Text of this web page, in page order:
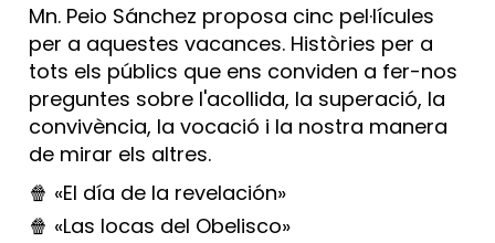
Mn. Peio Sánchez proposa cinc pel·lícules
per a aquestes vacances. Històries per a
tots els públics que ens conviden a fer-nos
preguntes sobre l'acollida, la superació, la
convivència, la vocació i la nostra manera
de mirar els altres.
🍿 «El día de la revelación»
🍿 «Las locas del Obelisco»